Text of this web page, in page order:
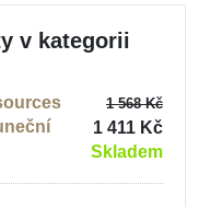
v kategorii
1 568 Kč
1 411 Kč
Skladem